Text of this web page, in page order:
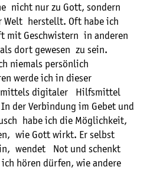
nicht nur zu Gott, sondern
Welt herstellt. Oft habe ich
mit Geschwistern in anderen
dort gewesen zu sein.
niemals persönlich
werde ich in dieser
mittels digitaler Hilfsmittel
der Verbindung im Gebet und
habe ich die Möglichkeit,
wie Gott wirkt. Er selbst
wendet Not und schenkt
hören dürfen, wie andere